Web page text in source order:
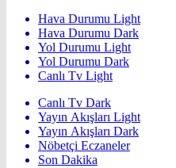
Hava Durumu Light
Hava Durumu Dark
Yol Durumu Light
Yol Durumu Dark
Canlı Tv Light
Canlı Tv Dark
Yayın Akışları Light
Yayın Akışları Dark
Nöbetçi Eczaneler
Son Dakika